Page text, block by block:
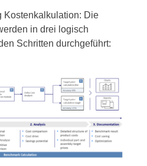
Kostenkalkulation: Die
in drei logisch
Schritten durchgeführt: